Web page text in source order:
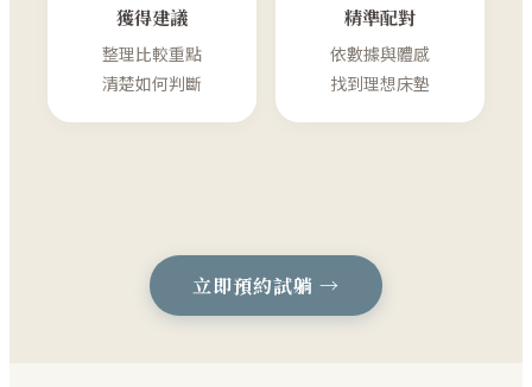
獲得建議
整理比較重點
清楚如何判斷
精準配對
依數據與體感
找到理想床墊
立即預約試躺 →